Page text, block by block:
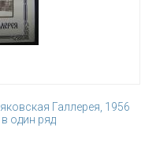
Галлерея, 1956
один ряд